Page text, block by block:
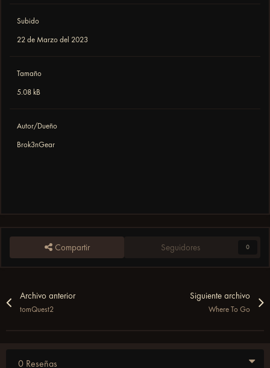
Subido
22 de Marzo del 2023
Tamaño
5.08 kB
Autor/Dueño
Brok3nGear
Compartir Seguidores 0
Archivo anterior
tomQuest2
Siguiente archivo
Where To Go
0 Reseñas